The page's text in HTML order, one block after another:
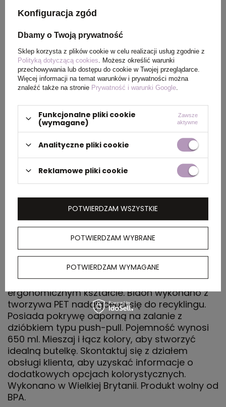
Waga
produktu (g)
84
PAKOWANIE
Wymiary
kartonu
zewnętrznego
49 x 50 x 40 cm
OPIS
Jednowarstwowa sportowa butelka o
ergonomicznym kształcie. Bidon wykonano z
tworzywa PET nadającego się do recyklingu.
Posiada pokrywę odporną na zalanie z
dzióbkiem typu push-pull. Pojemność wynosi
650 ml. Mieszaj i łącz kolory, aby stworzyć
idealną butelkę. Skontaktuj się z działem
obsługi klienta, aby uzyskać informacje o
dodatkowych opcjach kolorystycznych.
Wykonano w Wielkiej Brytanii. Produkt wolny od
BPA.
Konfiguracja zgód
Dbamy o Twoją prywatność
Sklep korzysta z plików cookie w celu realizacji usług zgodnie z
Polityką dotyczącą cookies . Możesz określić warunki
przechowywania lub dostępu do cookie w Twojej przeglądarce.
Więcej informacji na temat warunków i prywatności można
znaleźć także na stronie Prywatność i warunki Google
Funkcjonalne pliki cookie
(wymagane)
Zawsze
aktywne
Analityczne pliki cookie
Reklamowe pliki cookie
POTWIERDZAM WYBRANE
POTWIERDZAM WYMAGANE
POTWIERDZAM WSZYSTKIE